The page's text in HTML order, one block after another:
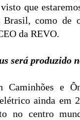
que
como de
da REVO.
será produzido
Caminhões e
ainda em
no centro